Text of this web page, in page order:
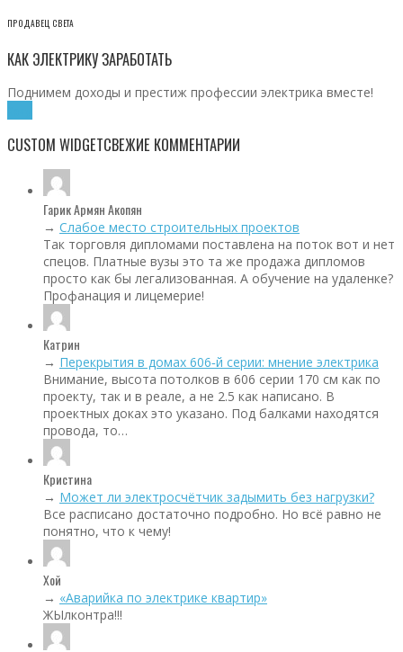
ПРОДАВЕЦ СВЕТА
КАК ЭЛЕКТРИКУ ЗАРАБОТАТЬ
Поднимем доходы и престиж профессии электрика вместе!
CUSTOM WIDGETСВЕЖИЕ КОММЕНТАРИИ
Гарик Армян Акопян
→ Слабое место строительных проектов
Так торговля дипломами поставлена на поток вот и нет
спецов. Платные вузы это та же продажа дипломов
просто как бы легализованная. А обучение на удаленке?
Профанация и лицемерие!
Катрин
→ Перекрытия в домах 606‑й серии: мнение электрика
Внимание, высота потолков в 606 серии 170 см как по
проекту, так и в реале, а не 2.5 как написано. В
проектных доках это указано. Под балками находятся
провода, то…
Кристина
→ Может ли электросчётчик задымить без нагрузки?
Все расписано достаточно подробно. Но всё равно не
понятно, что к чему!
Хой
→ «Аварийка по электрике квартир»
ЖЫлконтра!!!